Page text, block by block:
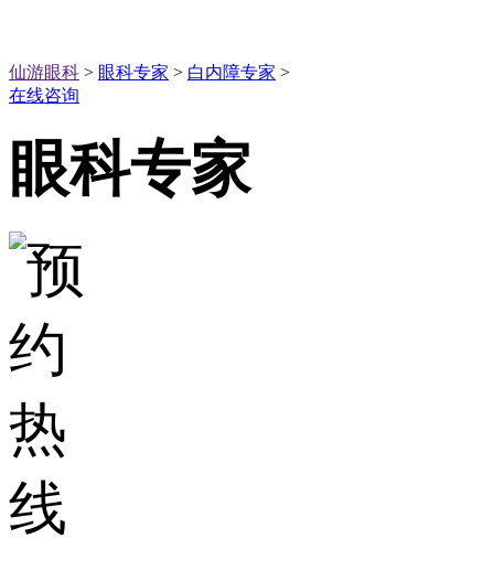
仙游眼科 > 眼科专家 > 白内障专家 >
在线咨询
眼科专家